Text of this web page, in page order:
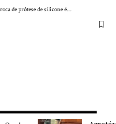
de prótese de silicone é…